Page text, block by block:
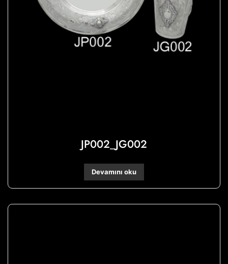
JP002_JG002
Devamını oku